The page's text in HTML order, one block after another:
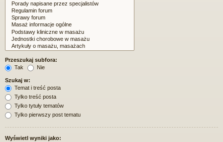
Przeszukaj subfora:
Tak
Nie
Szukaj w:
Temat i treść posta
Tylko treść posta
Tylko tytuły tematów
Tylko pierwszy post tematu
Wyświetl wyniki jako: